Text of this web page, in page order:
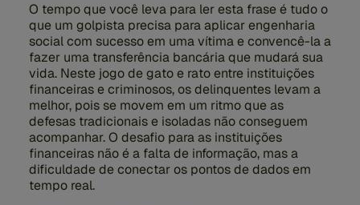
O tempo que você leva para ler esta frase é tudo o
que um golpista precisa para aplicar engenharia
social com sucesso em uma vítima e convencê-la a
fazer uma transferência bancária que mudará sua
vida. Neste jogo de gato e rato entre instituições
financeiras e criminosos, os delinquentes levam a
melhor, pois se movem em um ritmo que as
defesas tradicionais e isoladas não conseguem
acompanhar. O desafio para as instituições
financeiras não é a falta de informação, mas a
dificuldade de conectar os pontos de dados em
tempo real.